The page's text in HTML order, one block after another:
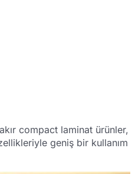
compact laminat ürünler,
geniş bir kullanım